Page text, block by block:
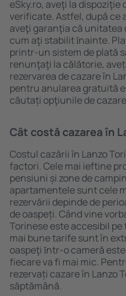
eSky.ro, aveţi la
verificate. Astfel, după ce
aveţi garanţia că unitatea
cum aţi stabilit ȋnainte.
printr-un sistem de plată
renunţaţi la călătorie,
rezervarea de cazare în
pentru anularea gratuită
căutați opţiunile de
Cât costă cazarea în
Costul cazării în Lanzo
factori. Cele mai ieftine
pensiuni și zone de
apartamentele sunt cele
rezervării depinde de
de oaspeți. Când vine
Torinese este accesibil
mai bune tarife sunt în
oaspeţi ȋntr-o cameră
fiecare va fi mai mic.
rezervați cazare în Lanzo
săptămână.